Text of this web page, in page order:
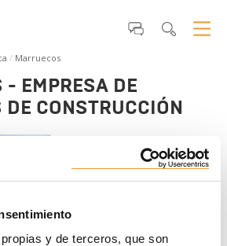
y de terceros, que son
Marruecos
- EMPRESA DE
CONSTRUCCIÓN